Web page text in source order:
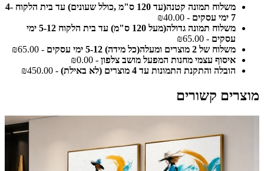
משלוח תמונה קטנה(עד 120 ס"מ ,כולל שעונים) עד בית הלקוח 4-
7 ימי עסקים
- ₪40.00
משלוח תמונה גדולה(מעל 120 ס"מ) עד בית הלקוח 5-12 ימי
עסקים - ₪65.00
משלוח של 2 מוצרים ומעלה(כל מידה) 5-12 ימי עסקים
- ₪65.00
איסוף עצמי מחנות המפעל מושב צלפון - ₪0.00
הובלה והתקנת התמונות עד 4 מוצרים (לא באילת)
- ₪450.00
מוצרים קשורים